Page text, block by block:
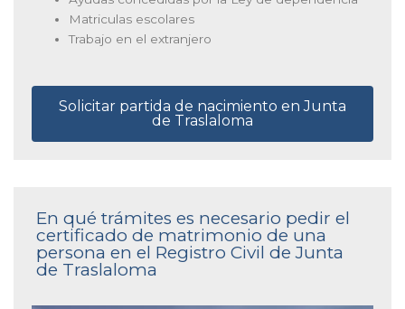
Matriculas escolares
Trabajo en el extranjero
Solicitar partida de nacimiento en Junta
de Traslaloma
En qué trámites es necesario pedir el
certificado de matrimonio de una
persona en el Registro Civil de Junta
de Traslaloma